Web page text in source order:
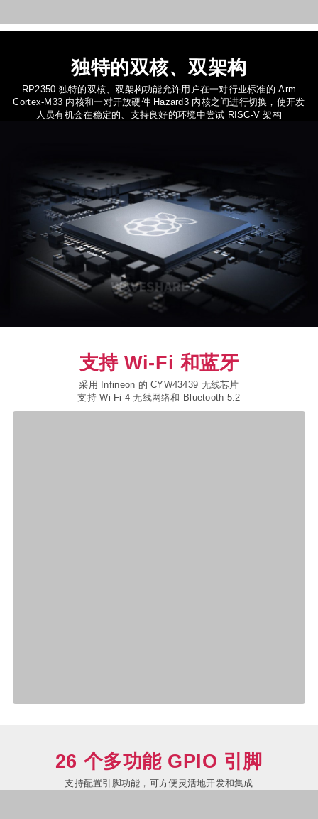
独特的双核、双架构
RP2350 独特的双核、双架构功能允许用户在一对行业标准的 Arm
Cortex-M33 内核和一对开放硬件 Hazard3 内核之间进行切换，使开发
人员有机会在稳定的、支持良好的环境中尝试 RISC-V 架构
支持 Wi-Fi 和蓝牙
采用 Infineon 的 CYW43439 无线芯片
支持 Wi-Fi 4 无线网络和 Bluetooth 5.2